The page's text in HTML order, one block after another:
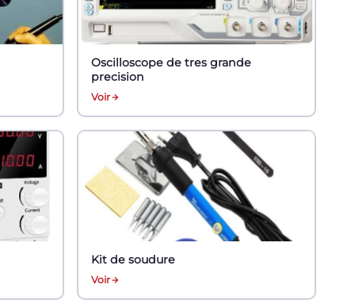
Oscilloscope de tres grande
precision
Voir
Kit de soudure
Voir